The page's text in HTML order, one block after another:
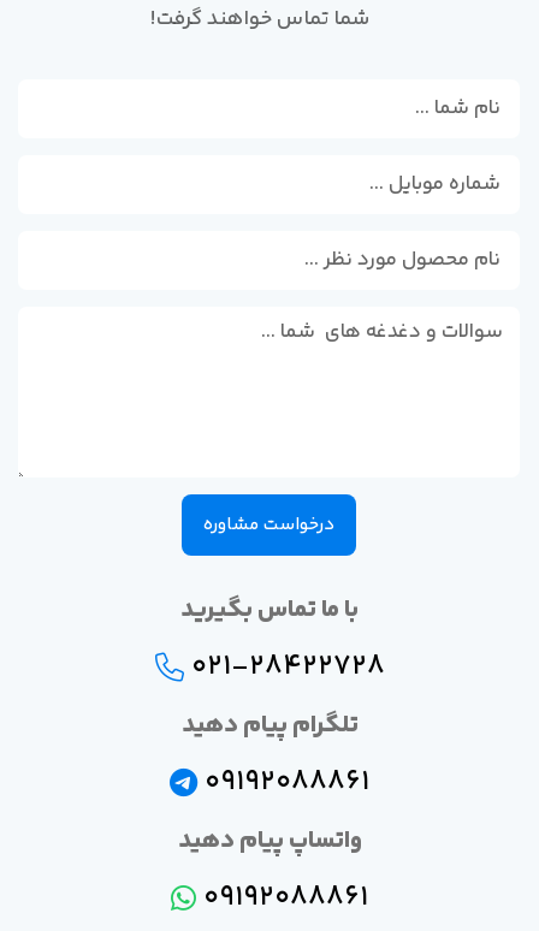
شما تماس خواهند گرفت!
درخواست مشاوره
با ما تماس بگیرید
021-28422728
تلگرام پیام دهید
09192088861
واتساپ پیام دهید
09192088861